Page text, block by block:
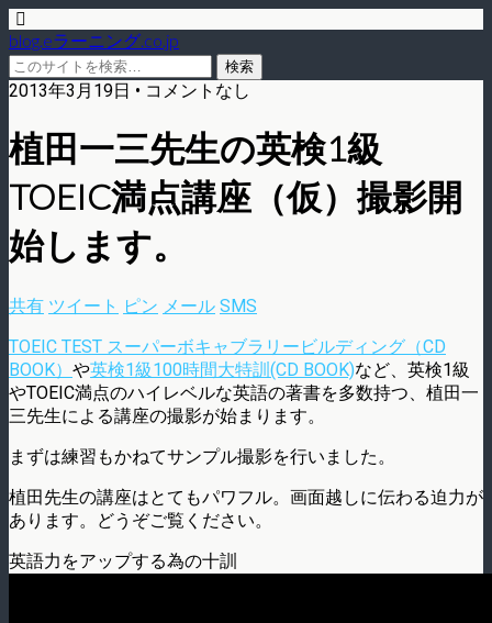
blog.eラーニング.co.jp
2013年3月19日 • コメントなし
植田一三先生の英検1級
TOEIC満点講座（仮）撮影開
始します。
共有 ツイート ピン メール SMS
TOEIC TEST スーパーボキャブラリービルディング（CD
BOOK） や英検1級100時間大特訓(CD BOOK)など、英検1級
やTOEIC満点のハイレベルな英語の著書を多数持つ、植田一
三先生による講座の撮影が始まります。
まずは練習もかねてサンプル撮影を行いました。
植田先生の講座はとてもパワフル。画面越しに伝わる迫力が
あります。どうぞご覧ください。
英語力をアップする為の十訓